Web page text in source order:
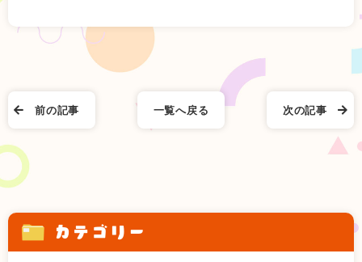
次の記事
一覧へ戻る
前の記事
カテゴリー